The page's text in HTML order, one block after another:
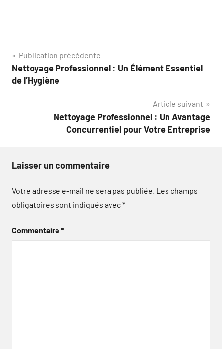
Navigation
de
Publication précédente
Nettoyage Professionnel : Un Élément Essentiel
de l’Hygiène
Article suivant
Nettoyage Professionnel : Un Avantage
Concurrentiel pour Votre Entreprise
Laisser un commentaire
Votre adresse e-mail ne sera pas publiée. Les champs
obligatoires sont indiqués avec*
Commentaire*